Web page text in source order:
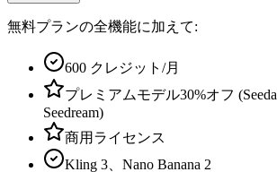
無料プランの全機能に加えて:
600 クレジット/月
プレミアムモデル30%オフ
Seedream)
商用ライセンス
Kling 3 、Nano Banana 2